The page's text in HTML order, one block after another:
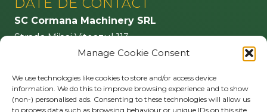
Manage Cookie Consent
We use technologies like cookies to store and/or access device
information. We do this to improve browsing experience and to show
(non-) personalised ads. Consenting to these technologies will allow us
to process data such as browsing behaviour or unique IDs on this site.
SC Cormana Machinery SRL
Strada Mihai Viteazul 113
555100 Agnita – jud. Sibiu
info@cormana.ro